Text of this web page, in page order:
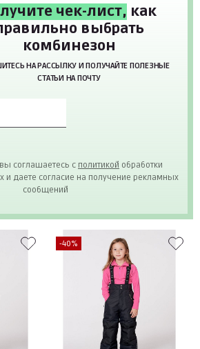
чек-лист, как
выбрать
комбинезон
НА РАССЫЛКУ И ПОЛУЧАЙТЕ ПОЛЕЗНЫЕ
СТАТЬИ НА ПОЧТУ
соглашаетесь с политикой обработки
и даете согласие на получение рекламных
сообщений
-40%